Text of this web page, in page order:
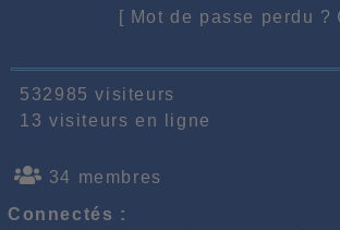
[ Mot de passe perdu ?
532985 visiteurs
13 visiteurs en ligne
34 membres
Connectés :